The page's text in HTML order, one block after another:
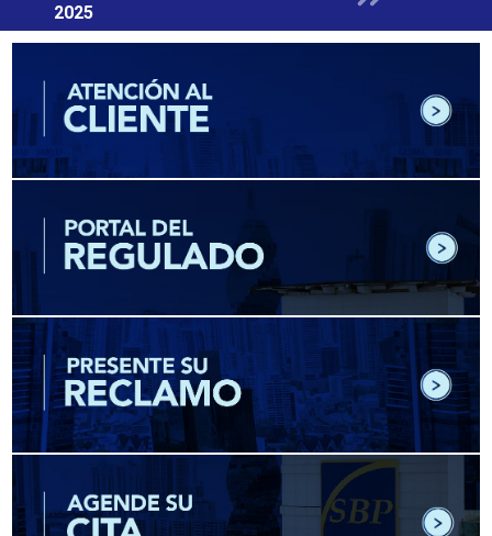
constitucional"